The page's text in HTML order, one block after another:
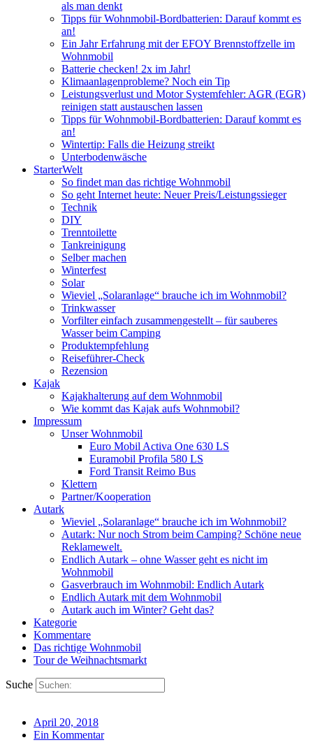
als man denkt
Tipps für Wohnmobil-Bordbatterien: Darauf kommt es
an!
Ein Jahr Erfahrung mit der EFOY Brennstoffzelle im
Wohnmobil
Batterie checken! 2x im Jahr!
Klimaanlagenprobleme? Noch ein Tip
Leistungsverlust und Motor Systemfehler: AGR (EGR)
reinigen statt austauschen lassen
Tipps für Wohnmobil-Bordbatterien: Darauf kommt es
an!
Wintertip: Falls die Heizung streikt
Unterbodenwäsche
StarterWelt
So findet man das richtige Wohnmobil
So geht Internet heute: Neuer Preis/Leistungssieger
Technik
DIY
Trenntoilette
Tankreinigung
Selber machen
Winterfest
Solar
Wieviel „Solaranlage“ brauche ich im Wohnmobil?
Trinkwasser
Vorfilter einfach zusammengestellt – für sauberes
Wasser beim Camping
Produktempfehlung
Reiseführer-Check
Rezension
Kajak
Kajakhalterung auf dem Wohnmobil
Wie kommt das Kajak aufs Wohnmobil?
Impressum
Unser Wohnmobil
Euro Mobil Activa One 630 LS
Euramobil Profila 580 LS
Ford Transit Reimo Bus
Klettern
Partner/Kooperation
Autark
Wieviel „Solaranlage“ brauche ich im Wohnmobil?
Autark: Nur noch Strom beim Camping? Schöne neue
Reklamewelt.
Endlich Autark – ohne Wasser geht es nicht im
Wohnmobil
Gasverbrauch im Wohnmobil: Endlich Autark
Endlich Autark mit dem Wohnmobil
Autark auch im Winter? Geht das?
Kategorie
Kommentare
Das richtige Wohnmobil
Tour de Weihnachtsmarkt
Suche
April 20, 2018
Ein Kommentar